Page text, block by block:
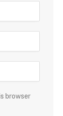
browser